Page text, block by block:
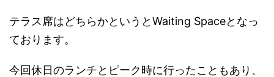
テラス席はどちらかというとWaiting Spaceとなっ
ております。
今回休日のランチとピーク時に行ったこともあり、